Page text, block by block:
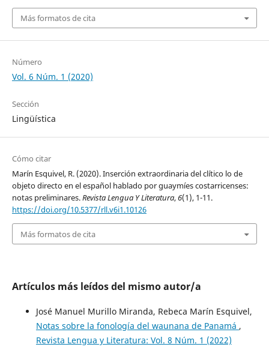
Más formatos de cita
Número
Vol. 6 Núm. 1 (2020)
Sección
Lingüística
Cómo citar
Marín Esquivel, R. (2020). Inserción extraordinaria del clítico lo de
objeto directo en el español hablado por guaymíes costarricenses:
notas preliminares.Revista Lengua Y Literatura,6(1), 1-11.
https://doi.org/10.5377/rll.v6i1.10126
Más formatos de cita
Artículos más leídos del mismo autor/a
José Manuel Murillo Miranda, Rebeca Marín Esquivel,
Notas sobre la fonología del waunana de Panamá ,
Revista Lengua y Literatura: Vol. 8 Núm. 1 (2022)